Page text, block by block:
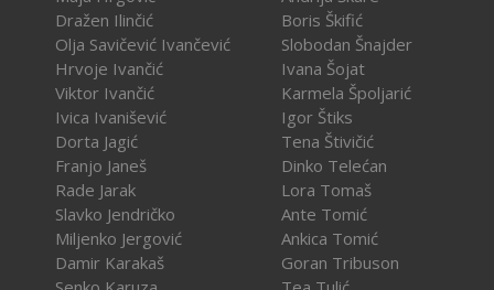
Dražen Ilinčić
Olja Savičević Ivančević
Hrvoje Ivančić
Viktor Ivančić
Ivica Ivanišević
Dorta Jagić
Franjo Janeš
Rade Jarak
Slavko Jendričko
Miljenko Jergović
Damir Karakaš
Boris Škifić
Slobodan Šnajder
Ivana Šojat
Karmela Špoljarić
Igor Štiks
Tena Štivičić
Dinko Telećan
Lora Tomaš
Ante Tomić
Ankica Tomić
Goran Tribuson